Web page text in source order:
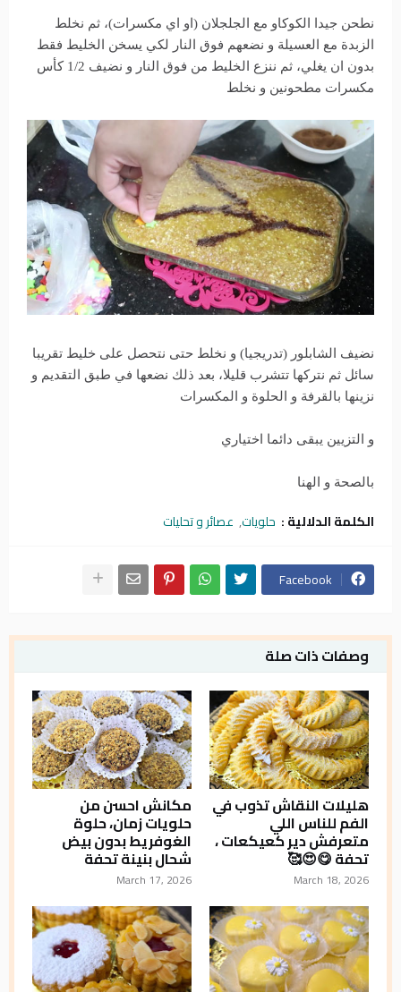
نطحن جيدا الكوكاو مع الجلجلان (او اي مكسرات)، ثم نخلط
الزبدة مع العسيلة و نضعهم فوق النار لكي يسخن الخليط فقط
بدون ان يغلي، ثم ننزع الخليط من فوق النار و نضيف 1/2 كأس
مكسرات مطحونين و نخلط
نضيف الشابلور (تدريجيا) و نخلط حتى نتحصل على خليط تقريبا
سائل ثم نتركها تتشرب قليلا، بعد ذلك نضعها في طبق التقديم و
نزينها بالقرفة و الحلوة و المكسرات
و التزيين يبقى دائما اختياري
بالصحة و الهنا
الكلمة الدلالية : حلويات عصائر و تحليات
Facebook
وصفات ذات صلة
هليلات النقاش تذوب في
الفم للناس اللي
متعرفش دير كعيكعات ،
تحفة 😋😍🥰
March 18, 2026
مكانش احسن من
حلويات زمان، حلوة
الغوفريط بدون بيض
شحال بنينة تحفة
March 17, 2026